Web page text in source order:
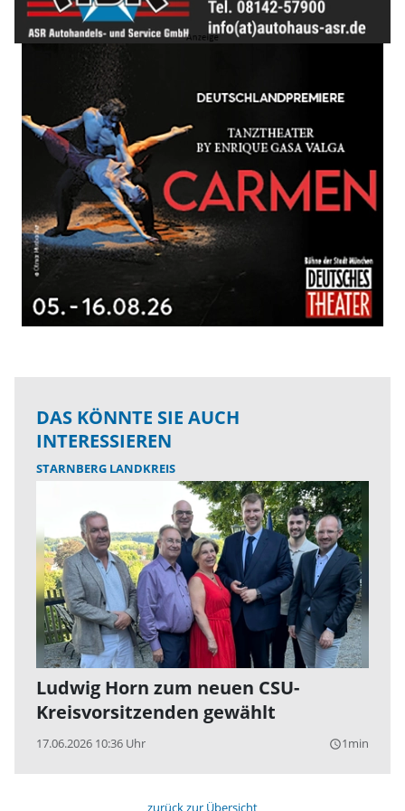
DAS KÖNNTE SIE AUCH
INTERESSIEREN
STARNBERG LANDKREIS
Ludwig Horn zum neuen CSU-
Kreisvorsitzenden gewählt
17.06.2026 10:36 Uhr query_builder1min
zurück zur Übersicht